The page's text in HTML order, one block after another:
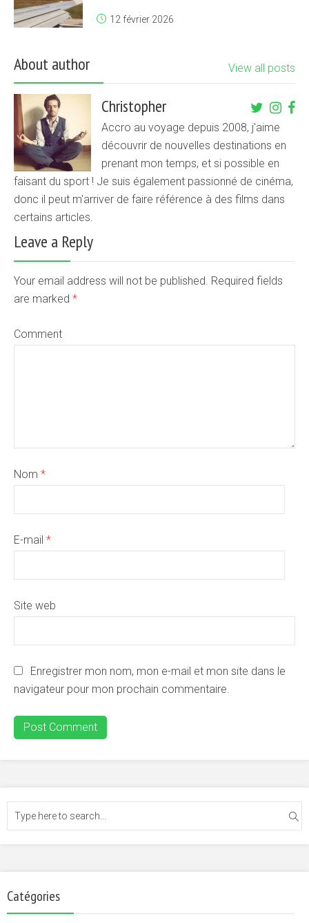
12 février 2026
About author View all posts
Christopher
Accro au voyage depuis 2008, j'aime
découvrir de nouvelles destinations en
prenant mon temps, et si possible en
faisant du sport ! Je suis également passionné de cinéma,
donc il peut m'arriver de faire référence à des films dans
certains articles.
Leave a Reply
Your email address will not be published. Required fields
are marked *
Comment
Nom *
E-mail *
Site web
Enregistrer mon nom, mon e-mail et mon site dans le
navigateur pour mon prochain commentaire.
Catégories